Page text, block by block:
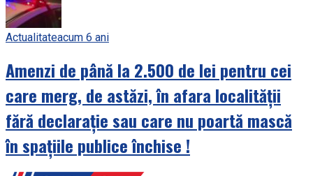
Actualitateacum 6 ani
Amenzi de până la 2.500 de lei pentru cei
care merg, de astăzi, în afara localității
fără declarație sau care nu poartă mască
în spațiile publice închise !